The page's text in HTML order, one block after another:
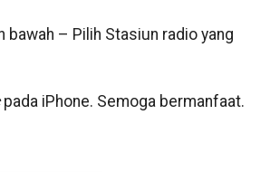
– Pilih Stasiun radio yang
pada iPhone. Semoga bermanfaat.